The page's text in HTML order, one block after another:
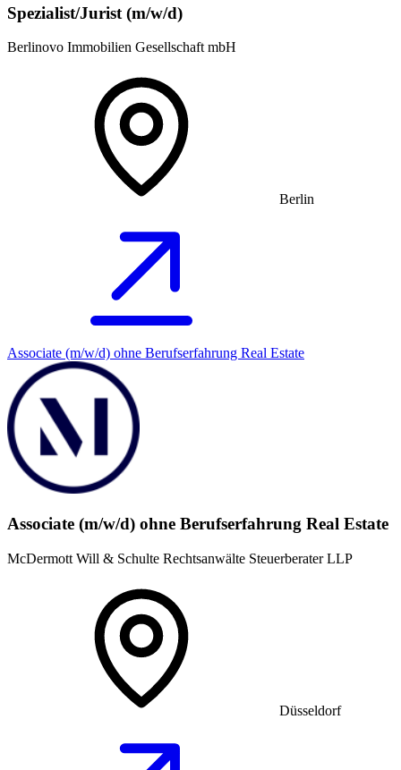
Spezialist/Jurist (m/w/d)
Berlinovo Immobilien Gesellschaft mbH
Berlin
Associate (m/w/d) ohne Berufserfahrung Real Estate
Associate (m/w/d) ohne Berufserfahrung Real Estate
McDermott Will & Schulte Rechtsanwälte Steuerberater LLP
Düsseldorf